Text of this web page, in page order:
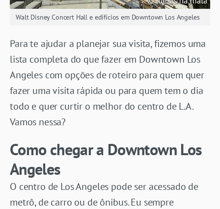
Walt Disney Concert Hall e edifícios em Downtown Los Angeles
Para te ajudar a planejar sua visita, fizemos uma
lista completa do que fazer em Downtown Los
Angeles com opções de roteiro para quem quer
fazer uma visita rápida ou para quem tem o dia
todo e quer curtir o melhor do centro de L.A.
Vamos nessa?
Como chegar a Downtown Los
Angeles
O centro de Los Angeles pode ser acessado de
metrô, de carro ou de ônibus. Eu sempre